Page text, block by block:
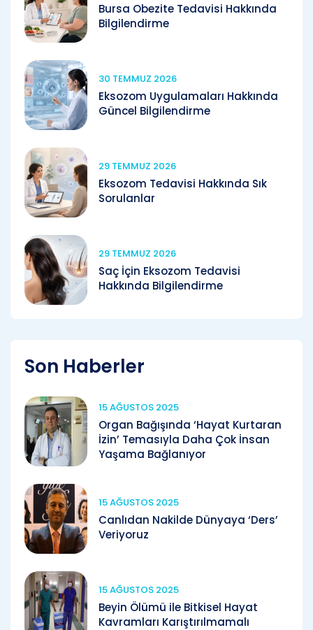
Bursa Obezite Tedavisi Hakkında
Bilgilendirme
30 TEMMUZ 2026
Eksozom Uygulamaları Hakkında
Güncel Bilgilendirme
29 TEMMUZ 2026
Eksozom Tedavisi Hakkında Sık
Sorulanlar
29 TEMMUZ 2026
Saç İçin Eksozom Tedavisi
Hakkında Bilgilendirme
Son Haberler
15 AĞUSTOS 2025
Organ Bağışında ‘Hayat Kurtaran
İzin’ Temasıyla Daha Çok İnsan
Yaşama Bağlanıyor
15 AĞUSTOS 2025
Canlıdan Nakilde Dünyaya ‘Ders’
Veriyoruz
15 AĞUSTOS 2025
Beyin Ölümü ile Bitkisel Hayat
Kavramları Karıştırılmamalı